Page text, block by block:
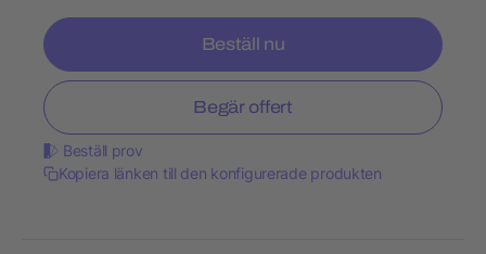
Beställ nu
Begär offert
Beställ prov
Kopiera länken till den konfigurerade produkten